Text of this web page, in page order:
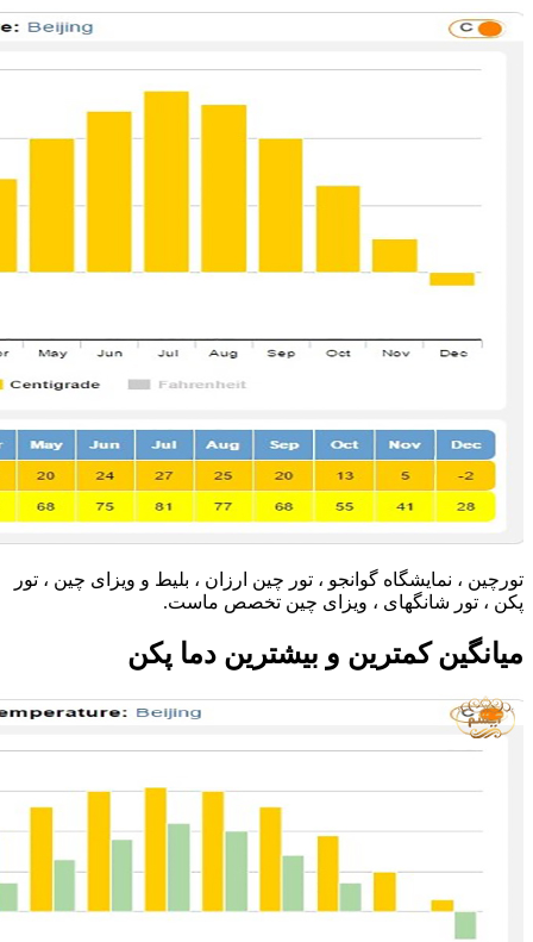
تورچین ، نمایشگاه گوانجو ، تور چین ارزان ، بلیط و ویزای چین ، تور
پکن ، تور شانگهای ، ویزای چین تخصص ماست.
میانگین کمترین و بیشترین دما پکن